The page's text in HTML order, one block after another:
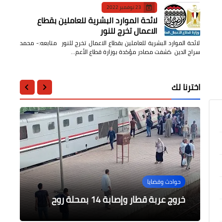
23 نوفمبر 2022
لائحة الموارد البشرية للعاملين بقطاع
الاعمال تخرج للنور
لائحة الموارد البشرية للعاملين بقطاع الاعمال تخرج للنور متابعه:- محمد
سراج الدين كشفت مصادر مؤكدة بوزارة قطاع الأعم…
اخترنا لك
حوادث وقضايا
خروج عربة قطار وإصابة 14 بمحلة روح
الرياضة
بين صافرة الحكم وأموال المراهنات.. من
يدفع ثمن الجدل؟
الرياضة
الساحرة المستديرة
السياحة والفنادق
ختام المستوى الثاني من البرنامج
التدريبي "أسس الترميم وقراءة وتوثيق
وأرشفة النقوش العربية
حوادث وقضايا
حريق بمطعم شهير بمنطقة ترسا بالجيزة